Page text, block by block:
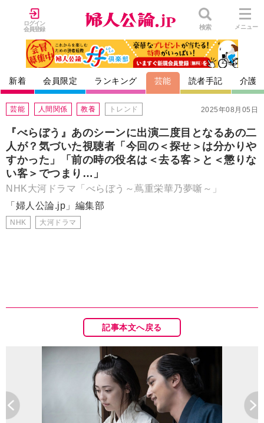
ログイン
会員登録
検索 メニュー
新着 会員限定 ランキング 芸能 読者手記 介護
2025年08月05日
芸能 人間関係 教養 トレンド
『べらぼう』あのシーンに出演二度目となるあの二
人が？気づいた視聴者「今回の＜探せ＞は分かりや
すかった」「前の時の役名は＜去る客＞と＜懲りな
い客＞でつまり…」
NHK大河ドラマ「べらぼう～蔦重栄華乃夢噺～」
「婦人公論.jp」編集部
NHK 大河ドラマ
記事本文へ戻る